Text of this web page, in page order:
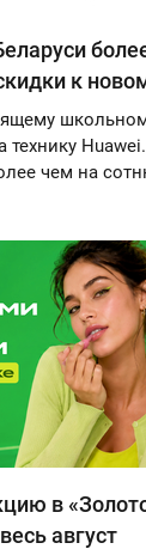
к
чем на
в
август